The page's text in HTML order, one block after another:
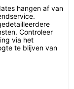
hangen af van
Controleer
via het
te blijven van